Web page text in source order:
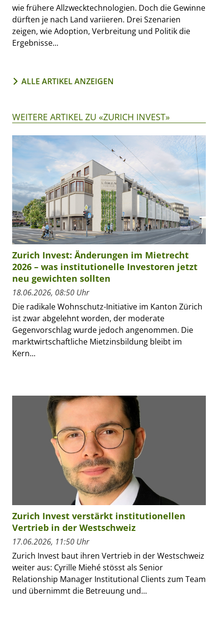
wie frühere Allzwecktechnologien. Doch die Gewinne
dürften je nach Land variieren. Drei Szenarien
zeigen, wie Adoption, Verbreitung und Politik die
Ergebnisse...
ALLE ARTIKEL ANZEIGEN
WEITERE ARTIKEL ZU «ZURICH INVEST»
Zurich Invest: Änderungen im Mietrecht
2026 – was institutionelle Investoren jetzt
neu gewichten sollten
18.06.2026, 08:50 Uhr
Die radikale Wohnschutz-Initiative im Kanton Zürich
ist zwar abgelehnt worden, der moderate
Gegenvorschlag wurde jedoch angenommen. Die
marktwirtschaftliche Mietzinsbildung bleibt im
Kern...
Zurich Invest verstärkt institutionellen
Vertrieb in der Westschweiz
17.06.2026, 11:50 Uhr
Zurich Invest baut ihren Vertrieb in der Westschweiz
weiter aus: Cyrille Miehé stösst als Senior
Relationship Manager Institutional Clients zum Team
und übernimmt die Betreuung und...